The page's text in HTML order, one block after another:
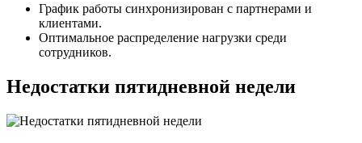
График работы синхронизирован с партнерами и
клиентами.
Оптимальное распределение нагрузки среди
сотрудников.
Недостатки пятидневной недели